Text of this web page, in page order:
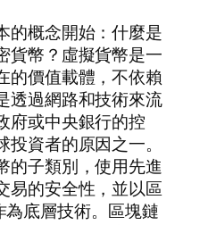
的概念開始：什麼是
貨幣？虛擬貨幣是一
的價值載體，不依賴
透過網路和技術來流
府或中央銀行的控
資者的原因之一。
的子類別，使用先進
易的安全性，並以區
底層技術。區塊鏈